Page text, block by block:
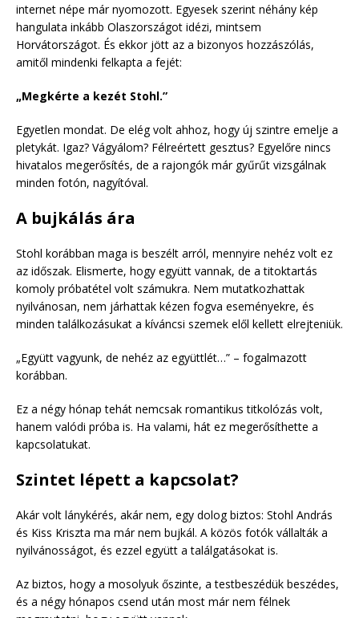
internet népe már nyomozott. Egyesek szerint néhány kép
hangulata inkább Olaszországot idézi, mintsem
Horvátországot. És ekkor jött az a bizonyos hozzászólás,
amitől mindenki felkapta a fejét:
„Megkérte a kezét Stohl.”
Egyetlen mondat. De elég volt ahhoz, hogy új szintre emelje a
pletykát. Igaz? Vágyálom? Félreértett gesztus? Egyelőre nincs
hivatalos megerősítés, de a rajongók már gyűrűt vizsgálnak
minden fotón, nagyítóval.
A bujkálás ára
Stohl korábban maga is beszélt arról, mennyire nehéz volt ez
az időszak. Elismerte, hogy együtt vannak, de a titoktartás
komoly próbatétel volt számukra. Nem mutatkozhattak
nyilvánosan, nem járhattak kézen fogva eseményekre, és
minden találkozásukat a kíváncsi szemek elől kellett elrejteniük.
„Együtt vagyunk, de nehéz az együttlét…” – fogalmazott
korábban.
Ez a négy hónap tehát nemcsak romantikus titkolózás volt,
hanem valódi próba is. Ha valami, hát ez megerősíthette a
kapcsolatukat.
Szintet lépett a kapcsolat?
Akár volt lánykérés, akár nem, egy dolog biztos: Stohl András
és Kiss Kriszta ma már nem bujkál. A közös fotók vállalták a
nyilvánosságot, és ezzel együtt a találgatásokat is.
Az biztos, hogy a mosolyuk őszinte, a testbeszédük beszédes,
és a négy hónapos csend után most már nem félnek